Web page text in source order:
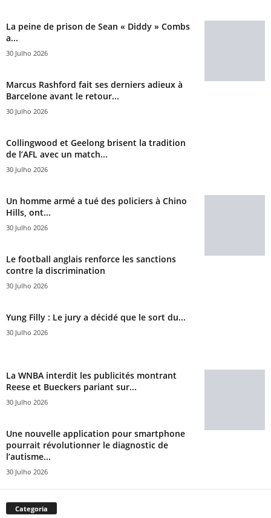
La peine de prison de Sean « Diddy » Combs
a...
30 Julho 2026
Marcus Rashford fait ses derniers adieux à
Barcelone avant le retour...
30 Julho 2026
Collingwood et Geelong brisent la tradition
de l’AFL avec un match...
30 Julho 2026
Un homme armé a tué des policiers à Chino
Hills, ont...
30 Julho 2026
Le football anglais renforce les sanctions
contre la discrimination
30 Julho 2026
Yung Filly : Le jury a décidé que le sort du...
30 Julho 2026
La WNBA interdit les publicités montrant
Reese et Bueckers pariant sur...
30 Julho 2026
Une nouvelle application pour smartphone
pourrait révolutionner le diagnostic de
l’autisme...
30 Julho 2026
Categoria